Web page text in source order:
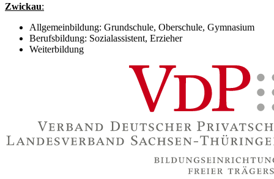
Zwickau:
Allgemeinbildung: Grundschule, Oberschule, Gymnasium
Berufsbildung: Sozialassistent, Erzieher
Weiterbildung